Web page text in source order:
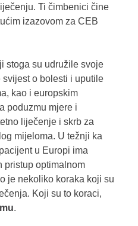
Ti čimbenici čine
izazovom za CEB
stoga su udružile svoje
o bolesti i uputile
kao i europskim
poduzmu mjere i
liječenje i skrb za
mijeloma. U težnji ka
u Europi ima
pristup optimalnom
je nekoliko koraka koji su
Koji su to koraci,
.